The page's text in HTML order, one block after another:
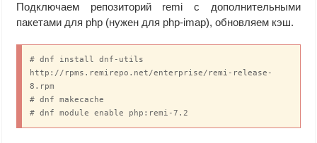
Подключаем репозиторий remi с дополнительными
пакетами для php (нужен для php-imap), обновляем кэш.
# dnf install dnf-utils
http://rpms.remirepo.net/enterprise/remi-release-
8.rpm
# dnf makecache
# dnf module enable php:remi-7.2